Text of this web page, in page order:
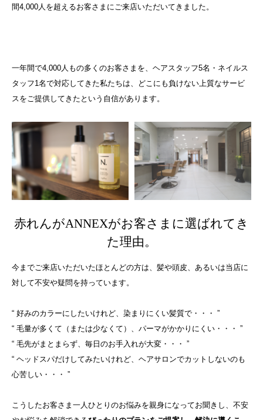
間4,000人を超えるお客さまにご来店いただいてきました。
一年間で4,000人もの多くのお客さまを、ヘアスタッフ5名・ネイルス
タッフ1名で対応してきた私たちは、どこにも負けない上質なサービ
スをご提供してきたという自信があります。
赤れんがANNEXがお客さまに選ばれてき
た理由。
今までご来店いただいたほとんどの方は、髪や頭皮、あるいは当店に
対して不安や疑問を持っています。
“ 好みのカラーにしたいけれど、染まりにくい髪質で・・・ ”
“ 毛量が多くて（または少なくて）、パーマがかかりにくい・・・ ”
“ 毛先がまとまらず、毎日のお手入れが大変・・・ ”
“ ヘッドスパだけしてみたいけれど、ヘアサロンでカットしないのも
心苦しい・・・ ”
こうしたお客さま一人ひとりのお悩みを親身になってお聞きし、不安